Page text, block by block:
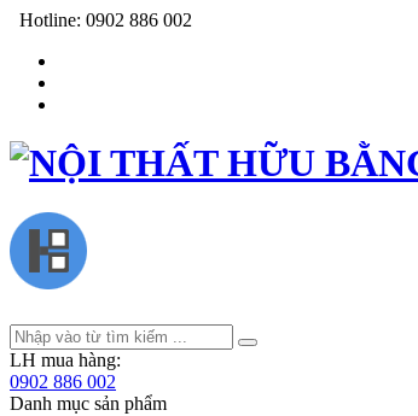
Hotline: 0902 886 002
LH mua hàng:
0902 886 002
Danh mục sản phẩm